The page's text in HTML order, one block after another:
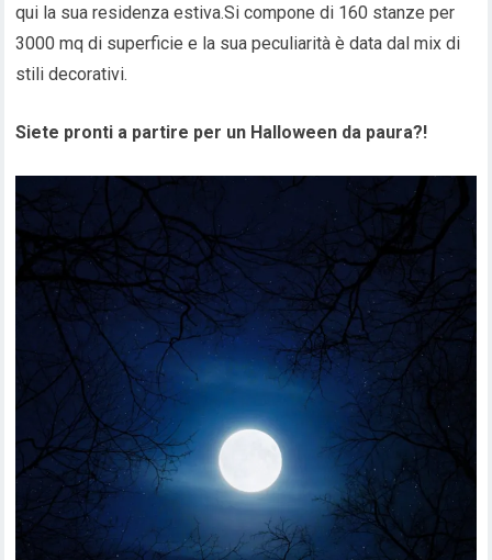
qui la sua residenza estiva.Si compone di 160 stanze per
3000 mq di superficie e la sua peculiarità è data dal mix di
stili decorativi.
Siete pronti a partire per un Halloween da paura?!